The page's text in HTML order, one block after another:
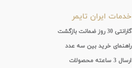
خدمات ایران تایمر
گارانتی 30 روز ضمانت بازگشت
راهنمای خرید بین سه عدد
ارسال 3 ساعته محصولات